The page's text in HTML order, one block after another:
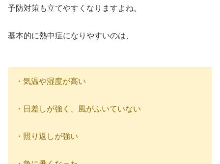
予防対策も立てやすくなりますよね。
基本的に熱中症になりやすいのは、
・気温や湿度が高い
・日差しが強く、風がふいていない
・照り返しが強い